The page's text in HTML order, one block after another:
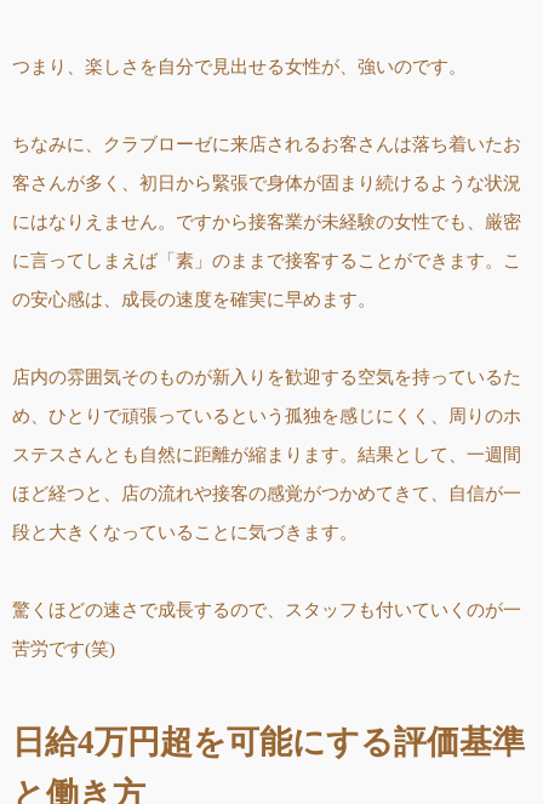
つまり、楽しさを自分で見出せる女性が、強いのです。
ちなみに、クラブローゼに来店されるお客さんは落ち着いたお
客さんが多く、初日から緊張で身体が固まり続けるような状況
にはなりえません。ですから接客業が未経験の女性でも、厳密
に言ってしまえば「素」のままで接客することができます。こ
の安心感は、成長の速度を確実に早めます。
店内の雰囲気そのものが新入りを歓迎する空気を持っているた
め、ひとりで頑張っているという孤独を感じにくく、周りのホ
ステスさんとも自然に距離が縮まります。結果として、一週間
ほど経つと、店の流れや接客の感覚がつかめてきて、自信が一
段と大きくなっていることに気づきます。
驚くほどの速さで成長するので、スタッフも付いていくのが一
苦労です(笑)
日給4万円超を可能にする評価基準
と働き方